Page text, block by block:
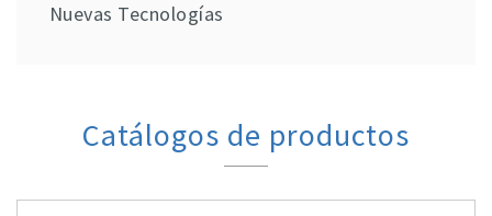
Nuevas Tecnologías
Catálogos de productos